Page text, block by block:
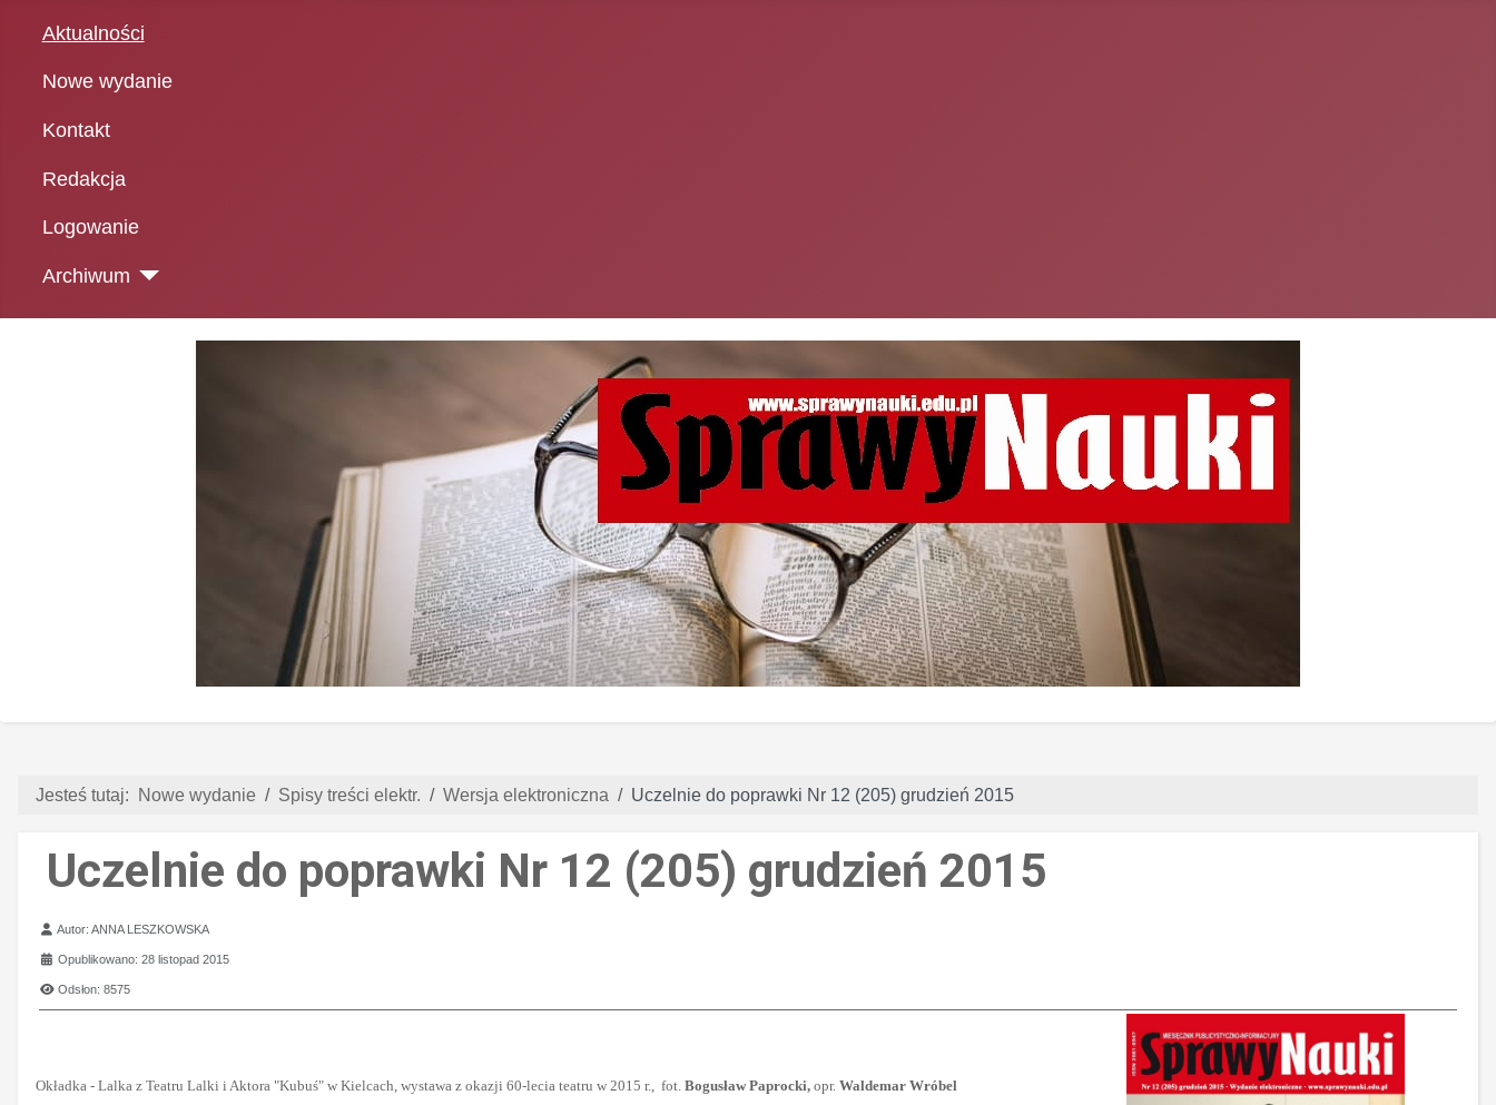
Aktualności
Nowe wydanie
Kontakt
Redakcja
Logowanie
Archiwum
Jesteś tutaj: Nowe wydanie Spisy treści elektr. Wersja elektroniczna Uczelnie do poprawki Nr 12 (205) grudzień 2015
Uczelnie do poprawki Nr 12 (205) grudzień 2015
Szczegóły
Autor:ANNA LESZKOWSKA
Opublikowano: 28 listopad 2015
Odsłon: 8575
Okładka - Lalka z Teatru Lalki i Aktora "Kubuś" w Kielcach, wystawa z okazji 60-lecia teatru w 2015 r., fot. Bogusław Paprocki, opr. Waldemar Wróbel